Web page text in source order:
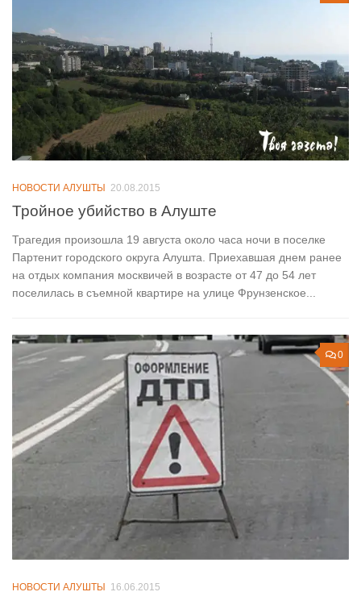
НОВОСТИ АЛУШТЫ 20.08.2015
Тройное убийство в Алуште
Трагедия произошла 19 августа около часа ночи в поселке
Партенит городского округа Алушта. Приехавшая днем ранее
на отдых компания москвичей в возрасте от 47 до 54 лет
поселилась в съемной квартире на улице Фрунзенское...
0
НОВОСТИ АЛУШТЫ 16.06.2015